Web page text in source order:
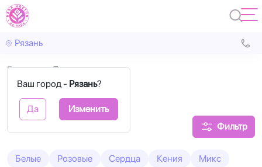
Рязань
Ваш город - Рязань?
Да Изменить
Главная 7 роз
7 роз букеты
Фильтр
Белые Розовые Сердца Кения
Микс